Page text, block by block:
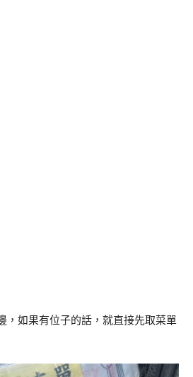
，如果有位子的話，就直接先取菜單